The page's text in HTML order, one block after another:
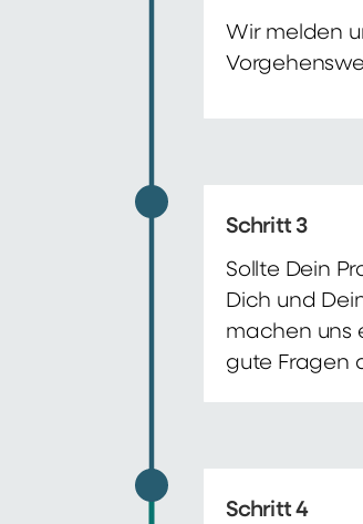
Wir melden
Schritt 3
Sollte Dein
Dich und
machen uns
gute Fragen
Schritt 4